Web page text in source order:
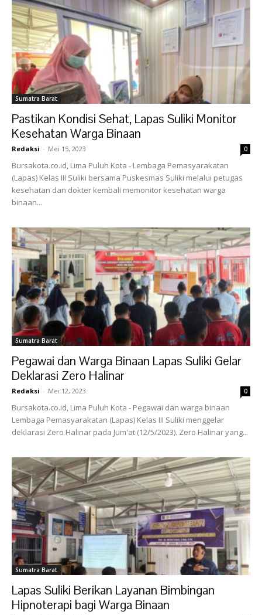
Sumatra Barat
Pastikan Kondisi Sehat, Lapas Suliki Monitor
Kesehatan Warga Binaan
Redaksi - Mei 15, 2023 0
Bursakota.co.id, Lima Puluh Kota - Lembaga Pemasyarakatan
(Lapas) Kelas III Suliki bersama Puskesmas Suliki melalui petugas
kesehatan dan dokter kembali memonitor kesehatan warga
binaan...
Sumatra Barat
Pegawai dan Warga Binaan Lapas Suliki Gelar
Deklarasi Zero Halinar
Redaksi - Mei 12, 2023 0
Bursakota.co.id, Lima Puluh Kota - Pegawai dan warga binaan
Lembaga Pemasyarakatan (Lapas) Kelas III Suliki menggelar
deklarasi Zero Halinar pada Jum'at (12/5/2023). Zero Halinar yang...
Sumatra Barat
Lapas Suliki Berikan Layanan Bimbingan
Hipnoterapi bagi Warga Binaan